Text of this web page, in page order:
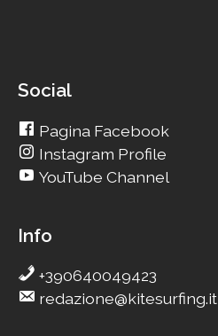
Social
Pagina Facebook
Instagram Profile
YouTube Channel
Info
+390640049423
redazione@kitesurfing.it